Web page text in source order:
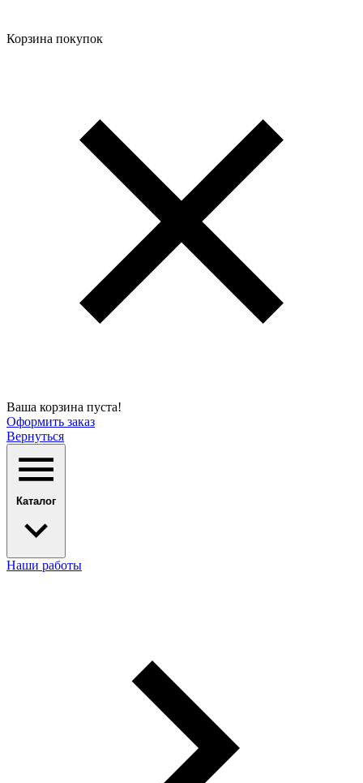
Корзина покупок
Ваша корзина пуста!
Оформить заказ
Вернуться
Каталог
Наши работы